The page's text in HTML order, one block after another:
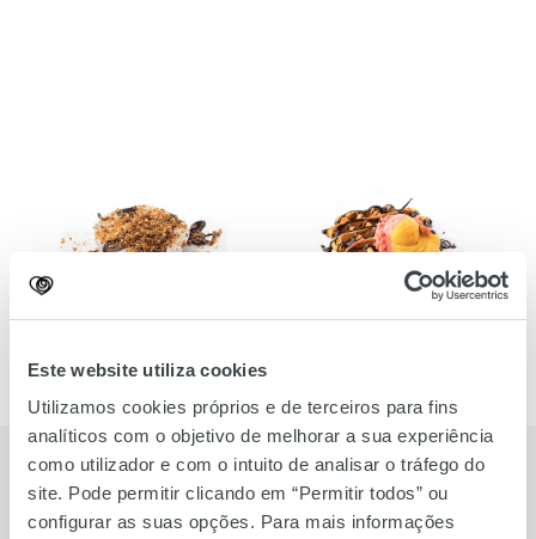
Este website utiliza cookies
Utilizamos cookies próprios e de terceiros para fins
analíticos com o objetivo de melhorar a sua experiência
como utilizador e com o intuito de analisar o tráfego do
site. Pode permitir clicando em “Permitir todos” ou
configurar as suas opções. Para mais informações
BRANDS